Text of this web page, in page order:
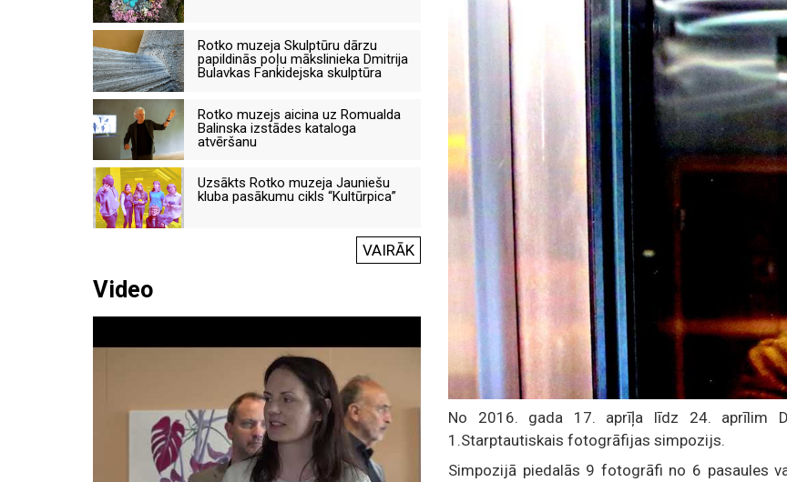
No 2016. gada 17. aprīļa līdz 24. aprīlim
1.Starptautiskais fotogrāfijas simpozijs.
Simpozijā piedalās 9 fotogrāfi no 6 pasaules
Rotko muzeja Skulptūru dārzu
papildinās poļu mākslinieka Dmitrija
Bulavkas Fankidejska skulptūra
Rotko muzejs aicina uz Romualda
Balinska izstādes kataloga
atvēršanu
Uzsākts Rotko muzeja Jauniešu
kluba pasākumu cikls “Kultūrpica”
VAIRĀK
Video